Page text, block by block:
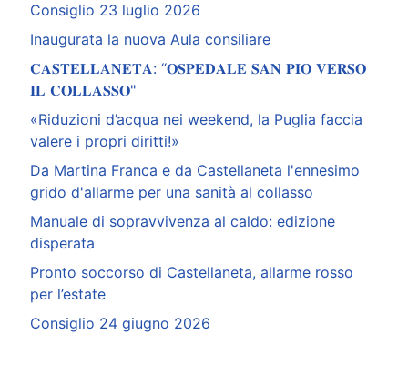
Consiglio 23 luglio 2026
Inaugurata la nuova Aula consiliare
𝐂𝐀𝐒𝐓𝐄𝐋𝐋𝐀𝐍𝐄𝐓𝐀: “𝐎𝐒𝐏𝐄𝐃𝐀𝐋𝐄 𝐒𝐀𝐍 𝐏𝐈𝐎 𝐕𝐄𝐑𝐒𝐎
𝐈𝐋 𝐂𝐎𝐋𝐋𝐀𝐒𝐒𝐎"
«Riduzioni d’acqua nei weekend, la Puglia faccia
valere i propri diritti!»
Da Martina Franca e da Castellaneta l'ennesimo
grido d'allarme per una sanità al collasso
Manuale di sopravvivenza al caldo: edizione
disperata
Pronto soccorso di Castellaneta, allarme rosso
per l’estate
Consiglio 24 giugno 2026